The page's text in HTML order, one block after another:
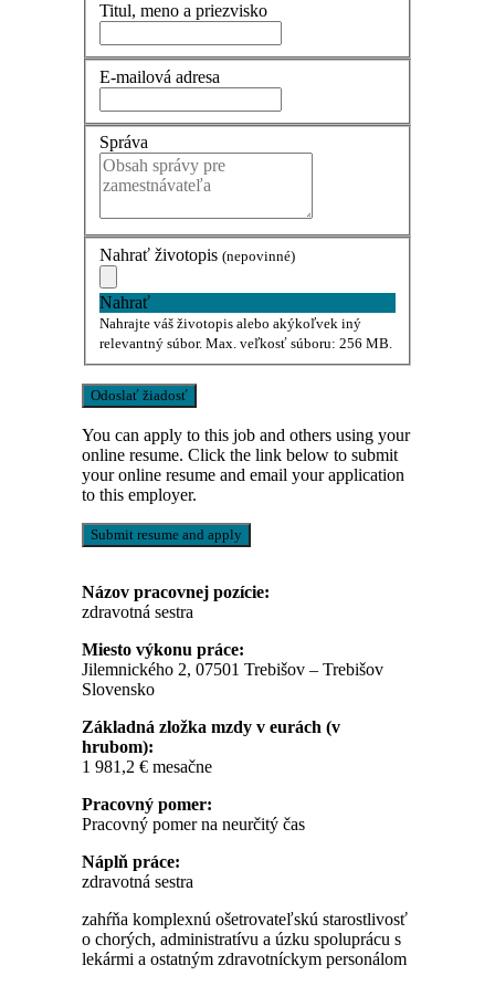
Titul, meno a priezvisko
E-mailová adresa
Správa
Nahrať životopis (nepovinné)
Nahrať
Nahrajte váš životopis alebo akýkoľvek iný
relevantný súbor. Max. veľkosť súboru: 256 MB.
You can apply to this job and others using your
online resume. Click the link below to submit
your online resume and email your application
to this employer.
Názov pracovnej pozície:
zdravotná sestra
Miesto výkonu práce:
Jilemnického 2, 07501 Trebišov – Trebišov
Slovensko
Základná zložka mzdy v eurách (v
hrubom):
1 981,2 € mesačne
Pracovný pomer:
Pracovný pomer na neurčitý čas
Náplň práce:
zdravotná sestra
zahŕňa komplexnú ošetrovateľskú starostlivosť
o chorých, administratívu a úzku spoluprácu s
lekármi a ostatným zdravotníckym personálom